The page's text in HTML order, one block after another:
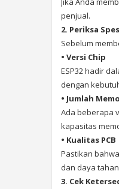
penjual.
2. Periksa
Sebelum
• Versi Chip
ESP32 hadir
dengan
• Jumlah
Ada beberapa
kapasitas
• Kualitas PCB
Pastikan
dan daya
3. Cek